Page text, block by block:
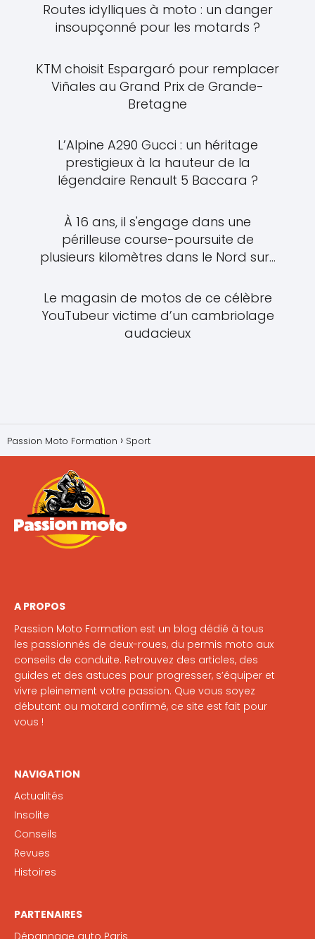
Routes idylliques à moto : un danger
insoupçonné pour les motards ?
KTM choisit Espargaró pour remplacer
Viñales au Grand Prix de Grande-
Bretagne
L’Alpine A290 Gucci : un héritage
prestigieux à la hauteur de la
légendaire Renault 5 Baccara ?
À 16 ans, il s'engage dans une
périlleuse course-poursuite de
plusieurs kilomètres dans le Nord sur...
Le magasin de motos de ce célèbre
YouTubeur victime d’un cambriolage
audacieux
Passion Moto Formation Sport
A PROPOS
Passion Moto Formation est un blog dédié à tous
les passionnés de deux-roues, du permis moto aux
conseils de conduite. Retrouvez des articles, des
guides et des astuces pour progresser, s’équiper et
vivre pleinement votre passion. Que vous soyez
débutant ou motard confirmé, ce site est fait pour
vous !
NAVIGATION
Actualités
Insolite
Conseils
Revues
Histoires
PARTENAIRES
Dépannage auto Paris